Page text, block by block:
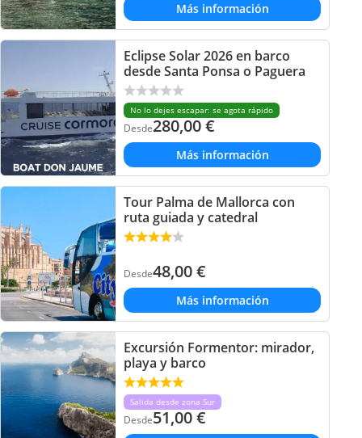
Más información
Eclipse Solar 2026 en barco
desde Santa Ponsa o Paguera
No lo dejes escapar: se agota rápido
Desde280,00€
Más información
Tour Palma de Mallorca con
ruta guiada y catedral
Desde48,00€
Más información
Excursión Formentor: mirador,
playa y barco
Salida desde zona Sur
Desde51,00€